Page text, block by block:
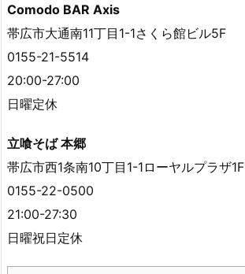
Comodo BAR Axis
帯広市大通南11丁目1-1さくら館ビル5F
0155-21-5514
20:00-27:00
日曜定休
立喰そば 本郷
帯広市西1条南10丁目1-1ローヤルプラザ1F
0155-22-0500
21:00-27:30
日曜祝日定休